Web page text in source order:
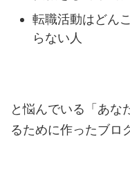
転職活動はどん
らない人
と悩んでいる「あな
るために作ったブロ